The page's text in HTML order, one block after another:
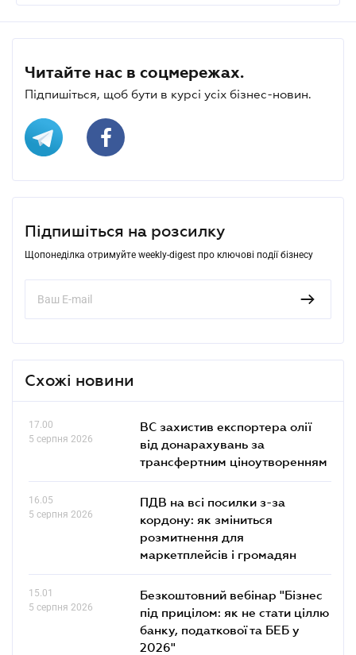
Читайте нас в соцмережах.
Підпишіться, щоб бути в курсі усіх бізнес-новин.
Підпишіться на розсилку
Щопонеділка отримуйте weekly-digest про ключові події бізнесу
Схожі новини
17.00
5 серпня 2026
ВС захистив експортера олії
від донарахувань за
трансфертним ціноутворенням
16.05
5 серпня 2026
ПДВ на всі посилки з-за
кордону: як зміниться
розмитнення для
маркетплейсів і громадян
15.01
5 серпня 2026
Безкоштовний вебінар "Бізнес
під прицілом: як не стати ціллю
банку, податкової та БЕБ у
2026"